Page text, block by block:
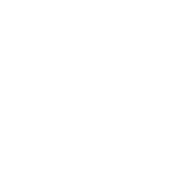
ばよかった…笑